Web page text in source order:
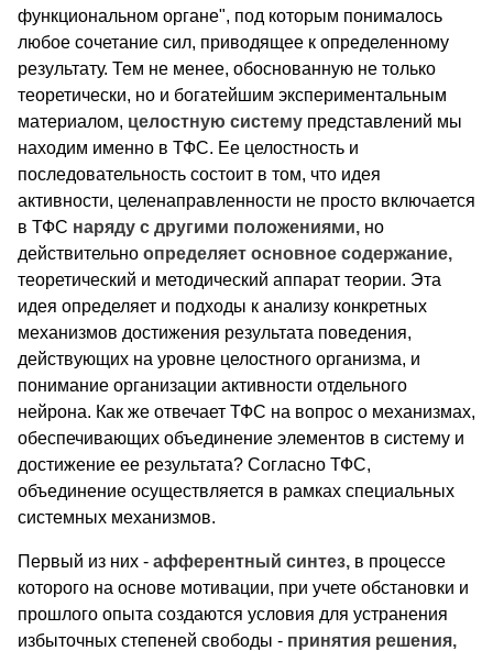
функциональном органе", под которым понималось
любое сочетание сил, приводящее к определенному
результату. Тем не менее, обоснованную не только
теоретически, но и богатейшим экспериментальным
материалом, целостную систему представлений мы
находим именно в ТФС. Ее целостность и
последовательность состоит в том, что идея
активности, целенаправленности не просто включается
в ТФС наряду с другими положениями, но
действительно определяет основное содержание,
теоретический и методический аппарат теории. Эта
идея определяет и подходы к анализу конкретных
механизмов достижения результата поведения,
действующих на уровне целостного организма, и
понимание организации активности отдельного
нейрона. Как же отвечает ТФС на вопрос о механизмах,
обеспечивающих объединение элементов в систему и
достижение ее результата? Согласно ТФС,
объединение осуществляется в рамках специальных
системных механизмов.
Первый из них - афферентный синтез, в процессе
которого на основе мотивации, при учете обстановки и
прошлого опыта создаются условия для устранения
избыточных степеней свободы - принятия решения,